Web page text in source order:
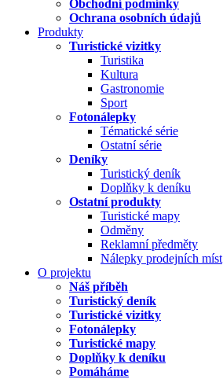
Obchodní podmínky
Ochrana osobních údajů
Produkty
Turistické vizitky
Turistika
Kultura
Gastronomie
Sport
Fotonálepky
Tématické série
Ostatní série
Deníky
Turistický deník
Doplňky k deníku
Ostatní produkty
Turistické mapy
Odměny
Reklamní předměty
Nálepky prodejních míst
O projektu
Náš příběh
Turistický deník
Turistické vizitky
Fotonálepky
Turistické mapy
Doplňky k deníku
Pomáháme